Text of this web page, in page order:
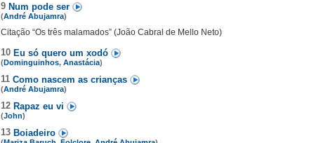
9 Num pode ser
(André Abujamra)
Citação “Os três malamados” (João Cabral de Mello Neto)
10 Eu só quero um xodó
(Dominguinhos, Anastácia)
11 Como nascem as crianças
(André Abujamra)
12 Rapaz eu vi
(John)
13 Boiadeiro